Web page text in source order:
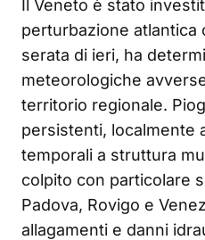
Il Veneto è stato
perturbazione atlantica
serata di ieri, ha
meteorologiche
territorio regionale.
persistenti, localmente
temporali a struttura
colpito con particolare
Padova, Rovigo e
allagamenti e danni